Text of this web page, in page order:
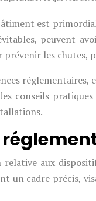
est
peuvent
les chutes,
conseils
relative aux
un cadre précis,